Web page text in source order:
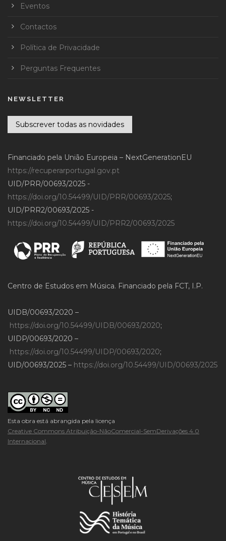
Eventos
Contactos
Política de Privacidade
Perguntas Frequentes
NEWSLETTER
Subscrever todas as novidades
Financiado pela União Europeia – NextGenerationEU
https://recuperarportugal.gov.pt
UID/PRR/00693/2025 -
https://doi.org/10.54499/UID/PRR/00693/2025;
UID/PRR2/00693/2025 -
https://doi.org/10.54499/UID/PRR2/00693/2025
Centro de Estudos em Música. Financiado pela FCT, I.P.
UIDB/00693/2020 –
https://doi.org/10.54499/UIDB/00693/2020;
UIDP/00693/2020 –
https://doi.org/10.54499/UIDP/00693/2020;
UID/00693/2025 – https://doi.org/10.54499/UID/00693/2025
Esta obra está abrangida pela licença
Creative Commons Atribuição-NãoComercial-SemDerivações 4.0
Internacional